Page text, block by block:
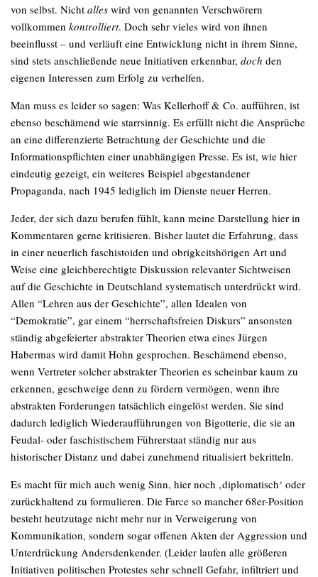
von selbst. Nicht alles wird von genannten Verschwörern
vollkommen kontrolliert. Doch sehr vieles wird von ihnen
beeinflusst – und verläuft eine Entwicklung nicht in ihrem Sinne,
sind stets anschließende neue Initiativen erkennbar, doch den
eigenen Interessen zum Erfolg zu verhelfen.
Man muss es leider so sagen: Was Kellerhoff & Co. aufführen, ist
ebenso beschämend wie starrsinnig. Es erfüllt nicht die Ansprüche
an eine differenzierte Betrachtung der Geschichte und die
Informationspflichten einer unabhängigen Presse. Es ist, wie hier
eindeutig gezeigt, ein weiteres Beispiel abgestandener
Propaganda, nach 1945 lediglich im Dienste neuer Herren.
Jeder, der sich dazu berufen fühlt, kann meine Darstellung hier in
Kommentaren gerne kritisieren. Bisher lautet die Erfahrung, dass
in einer neuerlich faschistoiden und obrigkeitshörigen Art und
Weise eine gleichberechtigte Diskussion relevanter Sichtweisen
auf die Geschichte in Deutschland systematisch unterdrückt wird.
Allen “Lehren aus der Geschichte”, allen Idealen von
“Demokratie”, gar einem “herrschaftsfreien Diskurs” ansonsten
ständig abgefeierter abstrakter Theorien etwa eines Jürgen
Habermas wird damit Hohn gesprochen. Beschämend ebenso,
wenn Vertreter solcher abstrakter Theorien es scheinbar kaum zu
erkennen, geschweige denn zu fördern vermögen, wenn ihre
abstrakten Forderungen tatsächlich eingelöst werden. Sie sind
dadurch lediglich Wiederaufführungen von Bigotterie, die sie an
Feudal- oder faschistischem Führerstaat ständig nur aus
historischer Distanz und dabei zunehmend ritualisiert bekritteln.
Es macht für mich auch wenig Sinn, hier noch ‚diplomatisch‘ oder
zurückhaltend zu formulieren. Die Farce so mancher 68er-Position
besteht heutzutage nicht mehr nur in Verweigerung von
Kommunikation, sondern sogar offenen Akten der Aggression und
Unterdrückung Andersdenkender. (Leider laufen alle größeren
Initiativen politischen Protestes sehr schnell Gefahr, infiltriert und